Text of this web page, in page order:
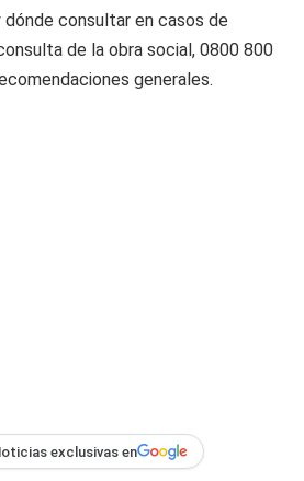
consultar en casos de
de la obra social, 0800 800
generales.
exclusivas en